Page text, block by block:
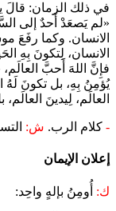
في ذلك الزمان: قالَ
«لم يَصعَدْ أَحدٌ إلى
الانسان. وكما رفَعَ
الانسان، لِتكونَ بِهِ
فإِنَّ اللهَ أَحبَّ
يُؤمِنُ بِهِ، بل تكونَ لَهُ
العالَم، لِيدينَ
- كلام الرب. ش:
إعلان الإيمان
ك: أُومِنُ بإلهٍ واحِد: